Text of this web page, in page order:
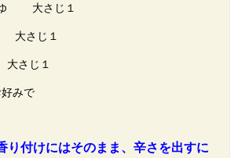
ゆ 大さじ１
大さじ１
さじ１
みで
り付けにはそのまま、辛さを出すに